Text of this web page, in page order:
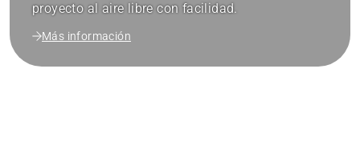
proyecto al aire libre con facilidad.
Más información